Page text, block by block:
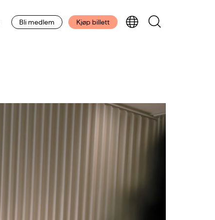
Bli medlem Kjøp billett